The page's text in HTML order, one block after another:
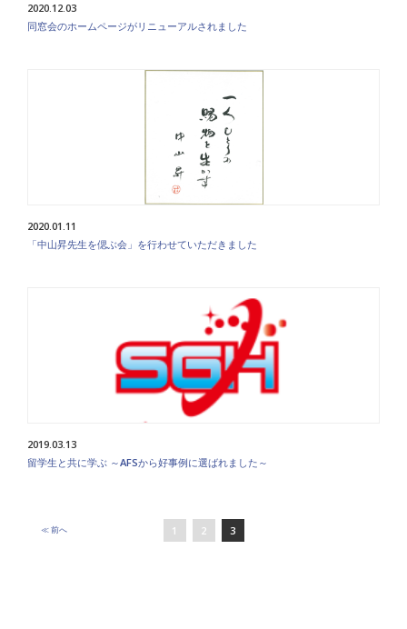
2020.12.03
同窓会のホームページがリニューアルされました
2020.01.11
「中山昇先生を偲ぶ会」を行わせていただきました
2019.03.13
留学生と共に学ぶ ～AFSから好事例に選ばれました～
≪ 前へ 1 2 3